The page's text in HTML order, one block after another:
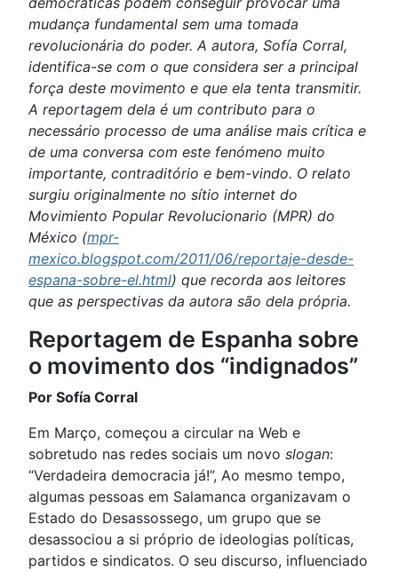
mudança fundamental sem uma tomada
revolucionária do poder. A autora, Sofía Corral,
identifica-se com o que considera ser a principal
força deste movimento e que ela tenta transmitir.
A reportagem dela é um contributo para o
necessário processo de uma análise mais crítica e
de uma conversa com este fenómeno muito
importante, contraditório e bem-vindo. O relato
surgiu originalmente no sítio internet do
Movimiento Popular Revolucionario (MPR) do
México (mpr-
mexico.blogspot.com/2011/06/reportaje-desde-
espana-sobre-el.html) que recorda aos leitores
que as perspectivas da autora são dela própria.
Reportagem de Espanha sobre
o movimento dos “indignados”
Por Sofía Corral
Em Março, começou a circular na Web e
sobretudo nas redes sociais um novo slogan:
“Verdadeira democracia já!”, Ao mesmo tempo,
algumas pessoas em Salamanca organizavam o
Estado do Desassossego, um grupo que se
desassociou a si próprio de ideologias políticas,
partidos e sindicatos. O seu discurso, influenciado